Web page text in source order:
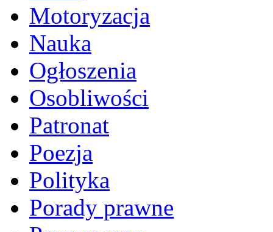
Motoryzacja
Nauka
Ogłoszenia
Osobliwości
Patronat
Poezja
Polityka
Porady prawne